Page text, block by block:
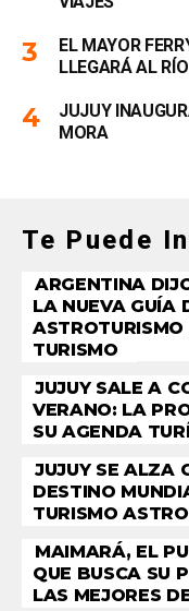
EL MAYOR
LLEGARÁ AL
JUJUY
MORA
Te Puede
ARGENTINA
LA NUEVA GUÍA
ASTROTURISMO
TURISMO
JUJUY SALE A
VERANO: LA
SU AGENDA
JUJUY SE ALZA
DESTINO
TURISMO
MAIMARÁ, EL
QUE BUSCA SU
LAS MEJORES